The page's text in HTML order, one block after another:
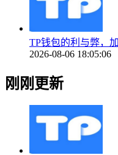
TP钱包的利与弊，
2026-08-06 18:05:06
刚刚更新